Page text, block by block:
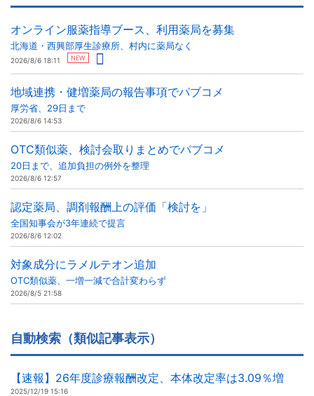
オンライン服薬指導ブース、利用薬局を募集
北海道・西興部厚生診療所、村内に薬局なく
2026/8/6 18:11 NEW
地域連携・健増薬局の報告事項でパブコメ
厚労省、29日まで
2026/8/6 14:53
OTC類似薬、検討会取りまとめでパブコメ
20日まで、追加負担の例外を整理
2026/8/6 12:57
認定薬局、調剤報酬上の評価「検討を」
全国知事会が3年連続で提言
2026/8/6 12:02
対象成分にラメルテオン追加
OTC類似薬、一増一減で合計変わらず
2026/8/5 21:58
自動検索（類似記事表示）
【速報】26年度診療報酬改定、本体改定率は3.09％増
2025/12/19 15:16